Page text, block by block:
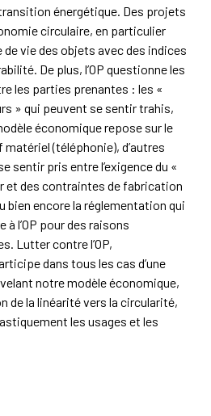
énergétique. Des projets
circulaire, en particulier
de vie des objets avec des indices
De plus, l’OP questionne les
les parties prenantes : les «
» qui peuvent se sentir trahis,
économique repose sur le
(téléphonie), d’autres
sentir pris entre l’exigence du «
et des contraintes de fabrication
bien encore la réglementation qui
l’OP pour des raisons
Lutter contre l’OP,
dans tous les cas d’une
notre modèle économique,
de la linéarité vers la circularité,
les usages et les